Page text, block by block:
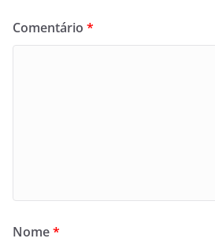
Comentário *
Nome*